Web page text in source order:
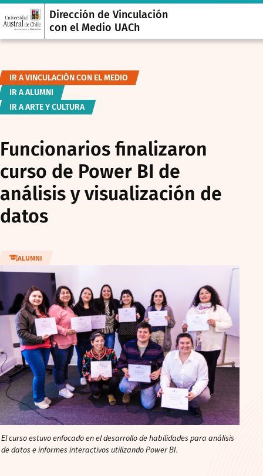
Dirección de Vinculación
con el Medio UACh
IR A VINCULACIÓN CON EL MEDIO
IR A ALUMNI
IR A ARTE Y CULTURA
Funcionarios finalizaron
curso de Power BI de
análisis y visualización de
datos
ALUMNI
El curso estuvo enfocado en el desarrollo de habilidades para análisis
de datos e informes interactivos utilizando Power BI.